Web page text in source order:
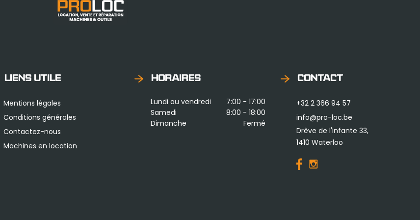
LIENS UTILE
Mentions légales
Conditions générales
Contactez-nous
Machines en location
HORAIRES
Lundi au vendredi
7:00 - 17:00
Samedi
8:00 - 18:00
Dimanche
Fermé
CONTACT
+32 2 366 94 57
info@pro-loc.be
Drève de l'infante 33,
1410 Waterloo